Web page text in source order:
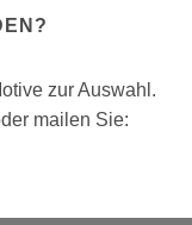
zur Auswahl.
mailen Sie: